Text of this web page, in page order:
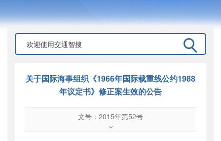
关于国际海事组织《1966年国际载重线公约1988
年议定书》修正案生效的公告
文号：2015年第52号
2015年第52号